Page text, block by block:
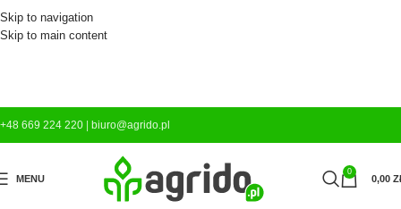
Skip to navigation
Skip to main content
+48 669 224 220 biuro@agrido.pl
MENU
0
0,00